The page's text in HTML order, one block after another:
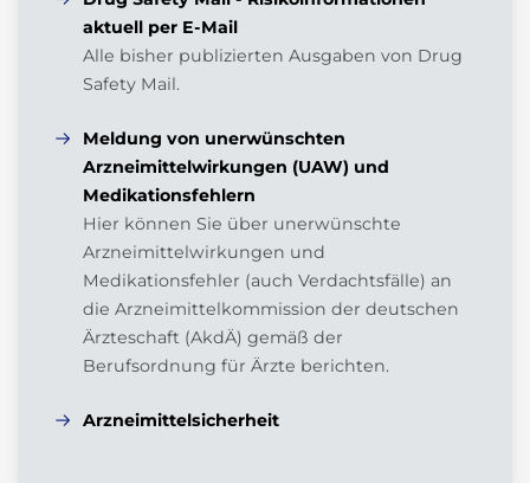
aktuell per E-Mail
Alle bisher publizierten Ausgaben von Drug
Safety Mail.
Meldung von unerwünschten
Arzneimittelwirkungen (UAW) und
Medikationsfehlern
Hier können Sie über unerwünschte
Arzneimittelwirkungen und
Medikationsfehler (auch Verdachtsfälle) an
die Arzneimittelkommission der deutschen
Ärzteschaft (AkdÄ) gemäß der
Berufsordnung für Ärzte berichten.
Arzneimittelsicherheit